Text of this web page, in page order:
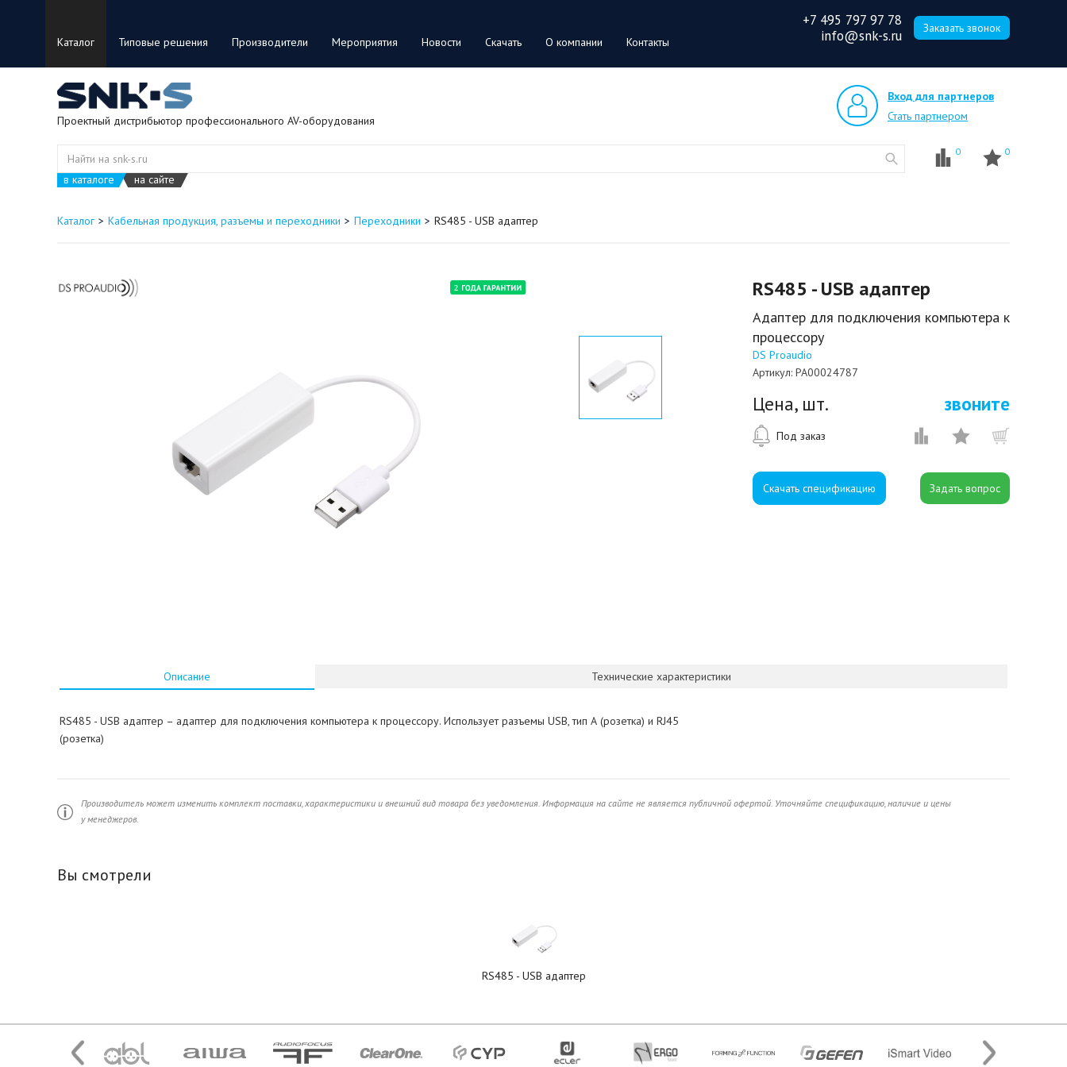
Каталог Типовые решения Производители Мероприятия Новости Скачать О компании Контакты
+7 495 797 97 78
info@snk-s.ru
Заказать звонок
Проектный дистрибьютор профессионального AV-оборудования
Вход для партнеров
Стать партнером
в каталоге на сайте
0 0
Каталог Кабельная продукция, разъемы и переходники Переходники RS485 - USB адаптер
RS485 - USB адаптер
Адаптер для подключения компьютера к
процессору
DS Proaudio
Артикул: PA00024787
Цена, шт. звоните
Под заказ
Скачать спецификацию
Описание Технические характеристики
RS485 - USB адаптер – адаптер для подключения компьютера к процессору. Использует разъемы USB, тип А (розетка) и RJ45
(розетка)
Производитель может изменить комплект поставки, характеристики и внешний вид товара без уведомления. Информация на сайте не является публичной офертой. Уточняйте спецификацию, наличие и цены
у менеджеров.
Вы смотрели
RS485 - USB адаптер